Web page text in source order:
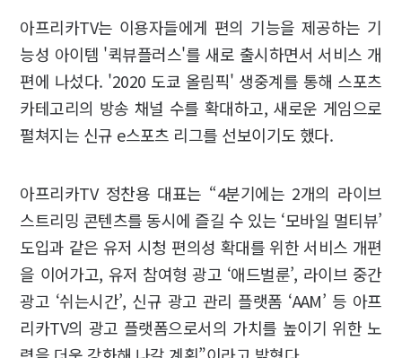
아프리카TV는 이용자들에게 편의 기능을 제공하는 기
능성 아이템 '퀵뷰플러스'를 새로 출시하면서 서비스 개
편에 나섰다. '2020 도쿄 올림픽' 생중계를 통해 스포츠
카테고리의 방송 채널 수를 확대하고, 새로운 게임으로
펼쳐지는 신규 e스포츠 리그를 선보이기도 했다.
아프리카TV 정찬용 대표는 “4분기에는 2개의 라이브
스트리밍 콘텐츠를 동시에 즐길 수 있는 ‘모바일 멀티뷰’
도입과 같은 유저 시청 편의성 확대를 위한 서비스 개편
을 이어가고, 유저 참여형 광고 ‘애드벌룬’, 라이브 중간
광고 ‘쉬는시간’, 신규 광고 관리 플랫폼 ‘AAM’ 등 아프
리카TV의 광고 플랫폼으로서의 가치를 높이기 위한 노